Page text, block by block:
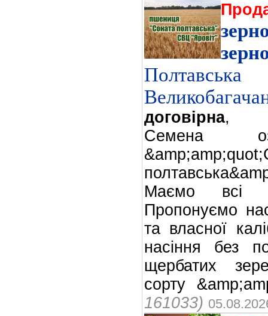
договірна,
Семена
Маємо всі
Пропонуємо
та власної
насіння без
щербатих
сорту
161033)